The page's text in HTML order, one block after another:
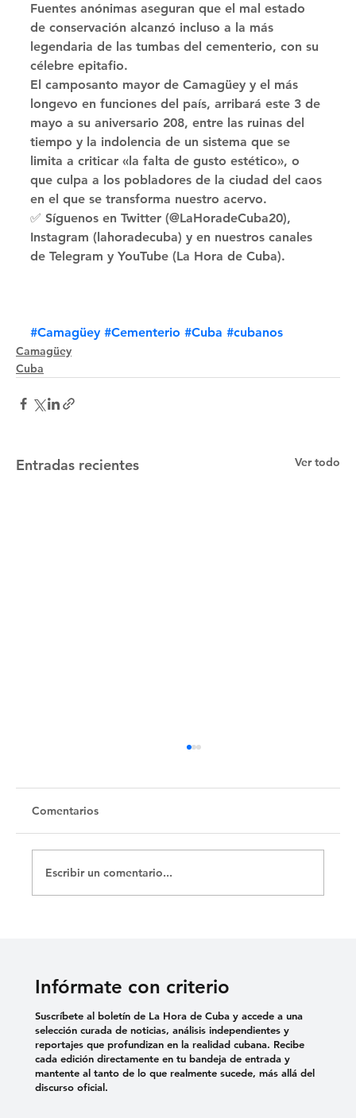
Fuentes anónimas aseguran que el mal estado
de conservación alcanzó incluso a la más
legendaria de las tumbas del cementerio, con su
célebre epitafio.
El camposanto mayor de Camagüey y el más
longevo en funciones del país, arribará este 3 de
mayo a su aniversario 208, entre las ruinas del
tiempo y la indolencia de un sistema que se
limita a criticar «la falta de gusto estético», o
que culpa a los pobladores de la ciudad del caos
en el que se transforma nuestro acervo.
✅ Síguenos en Twitter (@LaHoradeCuba20),
Instagram (lahoradecuba) y en nuestros canales
de Telegram y YouTube (La Hora de Cuba).
#Camagüey #Cementerio #Cuba #cubanos
Camagüey
Cuba
Entradas recientes Ver todo
Untitled
Comentarios
Escribir un comentario...
Infórmate con criterio
Suscríbete al boletín de La Hora de Cuba y accede a una
selección curada de noticias, análisis independientes y
reportajes que profundizan en la realidad cubana. Recibe
cada edición directamente en tu bandeja de entrada y
mantente al tanto de lo que realmente sucede, más allá del
discurso oficial.